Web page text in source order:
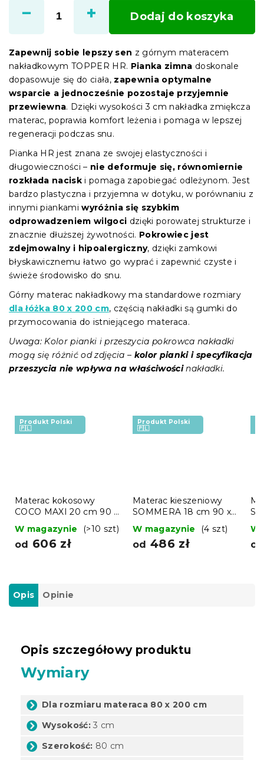
jednostkowa:
Dodaj do koszyka
Zapewnij sobie lepszy sen z górnym materacem
nakładkowym TOPPER HR. Pianka zimna doskonale
dopasowuje się do ciała, zapewnia optymalne
wsparcie a jednocześnie pozostaje przyjemnie
przewiewna. Dzięki wysokości 3 cm nakładka zmiękcza
materac, poprawia komfort leżenia i pomaga w lepszej
regeneracji podczas snu.
Pianka HR jest znana ze swojej elastyczności i
długowieczności – nie deformuje się, równomiernie
rozkłada nacisk i pomaga zapobiegać odleżynom. Jest
bardzo plastyczna i przyjemna w dotyku, w porównaniu z
innymi piankamiwyróżnia się szybkim
odprowadzeniem wilgoci dzięki porowatej strukturze i
znacznie dłuższej żywotności. Pokrowiec jest
zdejmowalny i hipoalergiczny, dzięki zamkowi
błyskawicznemu łatwo go wyprać i zapewnić czyste i
świeże środowisko do snu.
Górny materac nakładkowy ma standardowe rozmiary
dla łóżka 80 x 200 cm, częścią nakładki są gumki do
przymocowania do istniejącego materaca.
Uwaga: Kolor pianki i przeszycia pokrowca nakładki
mogą się różnić od zdjęcia – kolor pianki i specyfikacja
przeszycia nie wpływa na właściwościnakładki.
Produkt Polski
🇵🇱
Materac kokosowy
COCO MAXI 20 cm 90 x
W magazynie (>10 szt)
od 606 zł
Produkt Polski
🇵🇱
Materac kieszeniowy
SOMMERA 18 cm 90 x
W magazynie (4 szt)
od 486 zł
W
od
Opis Opinie
Opis szczegółowy produktu
Wymiary
Dla rozmiaru materaca 80 x 200 cm
Wysokość:3 cm
Szerokość: 80 cm